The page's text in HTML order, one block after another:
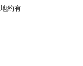
約有